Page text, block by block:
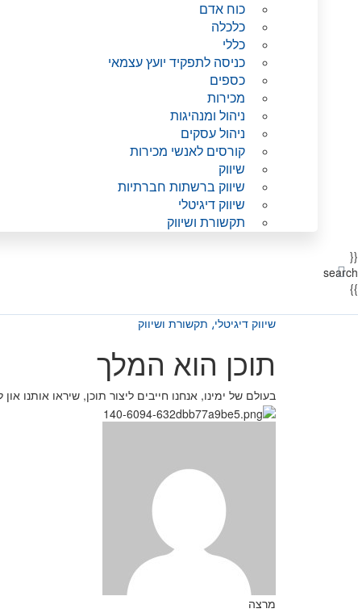
כוח אדם
כלכלה
כללי
כניסה לתפקיד יועץ עצמאי
כספים
מכירות
ניהול ומנהיגות
ניהול עסקים
קורסים לאנשי מכירות
שיווק
שיווק ברשתות חברתיות
שיווק דיגיטלי
תקשורת ושיווק
{{
search
}}
שיווק דיגיטלי⸲ תקשורת ושיווק
תוכן הוא המלך
בעולם של ימינו, אנחנו חייבים ליצור תוכן, שיראו אותנו
מרצה